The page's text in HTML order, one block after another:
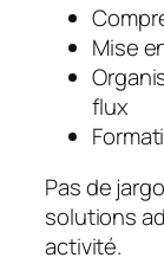
Mise
flux
Pas de
solutions
activité.